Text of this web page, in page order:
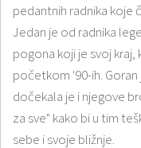
pedantnih radnika koje
Jedan je od radnika
pogona koji je svoj
početkom '90-ih.
dočekala je i njegove
za sve" kako bi u tim
sebe i svoje bližnje.